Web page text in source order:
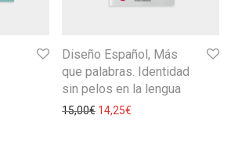
Diseño Español, Más
que palabras. Identidad
sin pelos en la lengua
15,00€ 14,25€